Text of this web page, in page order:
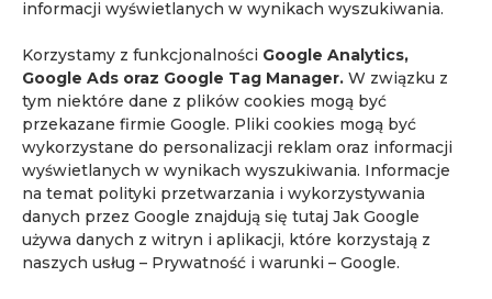
informacji wyświetlanych w wynikach wyszukiwania.
Korzystamy z funkcjonalności Google Analytics,
Google Ads oraz Google Tag Manager. W związku z
tym niektóre dane z plików cookies mogą być
przekazane firmie Google. Pliki cookies mogą być
wykorzystane do personalizacji reklam oraz informacji
wyświetlanych w wynikach wyszukiwania. Informacje
na temat polityki przetwarzania i wykorzystywania
danych przez Google znajdują się tutaj Jak Google
używa danych z witryn i aplikacji, które korzystają z
naszych usług – Prywatność i warunki – Google.
dla klinicystów”
Tagi
Akademia Quadia biopsja fuzyjna biopsja in-bore
biopsja pod kontrolą rezonansu bóle brzucha
choroba Ormonda diagnostyka obrazowa
fakty i mity o MR ginekologia
kontrast w rezonansie kurs dla urologów